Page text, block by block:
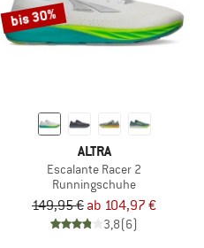
bis 30%
ALTRA
Escalante Racer 2
Runningschuhe
149,95 € ab 104,97 €
3,8(6)